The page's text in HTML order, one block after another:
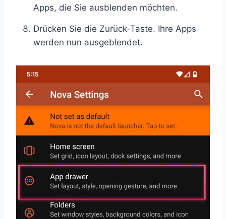
Apps, die Sie ausblenden möchten.
Drücken Sie die Zurück-Taste. Ihre Apps
werden nun ausgeblendet.